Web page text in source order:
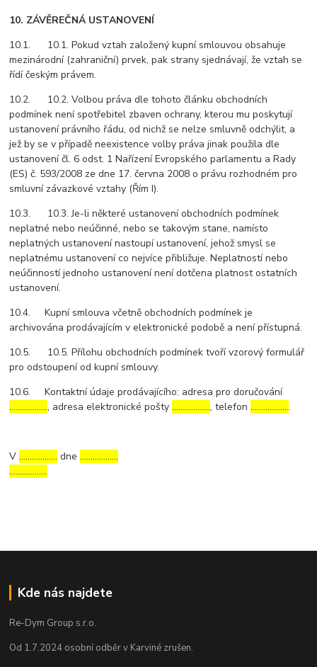
10. ZÁVĚREČNÁ USTANOVENÍ
10.1. 10.1. Pokud vztah založený kupní smlouvou obsahuje
mezinárodní (zahraniční) prvek, pak strany sjednávají, že vztah se
řídí českým právem.
10.2. 10.2. Volbou práva dle tohoto článku obchodních
podmínek není spotřebitel zbaven ochrany, kterou mu poskytují
ustanovení právního řádu, od nichž se nelze smluvně odchýlit, a
jež by se v případě neexistence volby práva jinak použila dle
ustanovení čl. 6 odst. 1 Nařízení Evropského parlamentu a Rady
(ES) č. 593/2008 ze dne 17. června 2008 o právu rozhodném pro
smluvní závazkové vztahy (Řím I).
10.3. 10.3. Je-li některé ustanovení obchodních podmínek
neplatné nebo neúčinné, nebo se takovým stane, namísto
neplatných ustanovení nastoupí ustanovení, jehož smysl se
neplatnému ustanovení co nejvíce přibližuje. Neplatností nebo
neúčinností jednoho ustanovení není dotčena platnost ostatních
ustanovení.
10.4. Kupní smlouva včetně obchodních podmínek je
archivována prodávajícím v elektronické podobě a není přístupná.
10.5. 10.5. Přílohu obchodních podmínek tvoří vzorový formulář
pro odstoupení od kupní smlouvy.
10.6. Kontaktní údaje prodávajícího: adresa pro doručování
………………, adresa elektronické pošty………………, telefon……………….
V……………… dne………………
………………
Kde nás najdete
Re-Dym Group s.r.o.
Od 1.7.2024 osobní odběr v Karviné zrušen.